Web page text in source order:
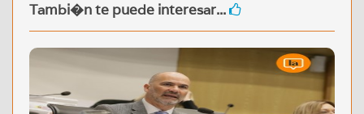
Tambi�n te puede interesar...